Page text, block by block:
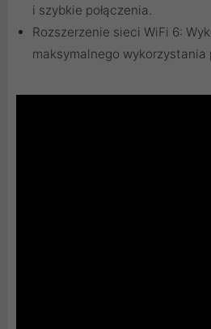
i szybkie połączenia.
Rozszerzenie sieci WiFi 6:
maksymalnego wykorzystania